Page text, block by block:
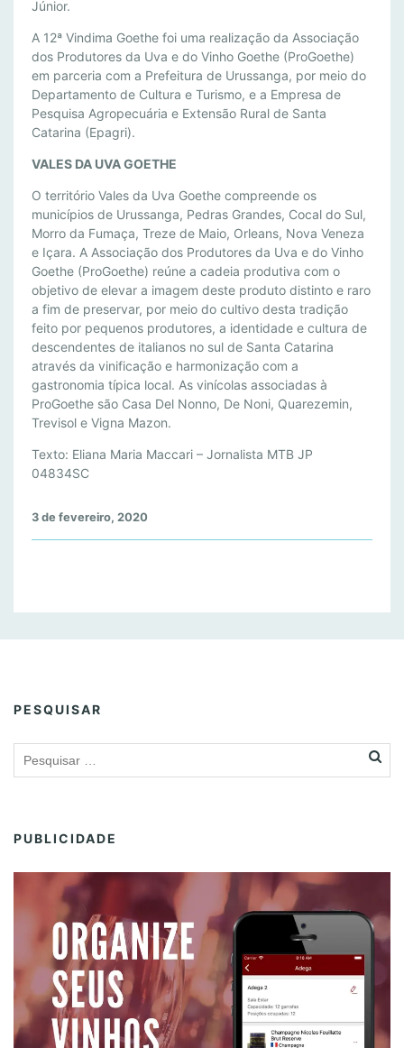
Júnior.
A 12ª Vindima Goethe foi uma realização da Associação
dos Produtores da Uva e do Vinho Goethe (ProGoethe)
em parceria com a Prefeitura de Urussanga, por meio do
Departamento de Cultura e Turismo, e a Empresa de
Pesquisa Agropecuária e Extensão Rural de Santa
Catarina (Epagri).
VALES DA UVA GOETHE
O território Vales da Uva Goethe compreende os
municípios de Urussanga, Pedras Grandes, Cocal do Sul,
Morro da Fumaça, Treze de Maio, Orleans, Nova Veneza
e Içara. A Associação dos Produtores da Uva e do Vinho
Goethe (ProGoethe) reúne a cadeia produtiva com o
objetivo de elevar a imagem deste produto distinto e raro
a fim de preservar, por meio do cultivo desta tradição
feito por pequenos produtores, a identidade e cultura de
descendentes de italianos no sul de Santa Catarina
através da vinificação e harmonização com a
gastronomia típica local. As vinícolas associadas à
ProGoethe são Casa Del Nonno, De Noni, Quarezemin,
Trevisol e Vigna Mazon.
Texto: Eliana Maria Maccari – Jornalista MTB JP
04834SC
3 de fevereiro, 2020
PESQUISAR
PUBLICIDADE